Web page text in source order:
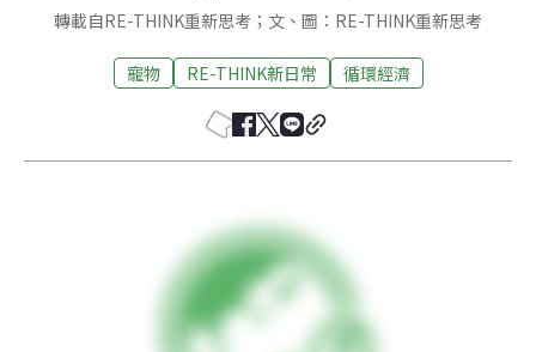
轉載自RE-THINK重新思考；文、圖：RE-THINK重新思考
寵物 RE-THINK新日常 循環經濟